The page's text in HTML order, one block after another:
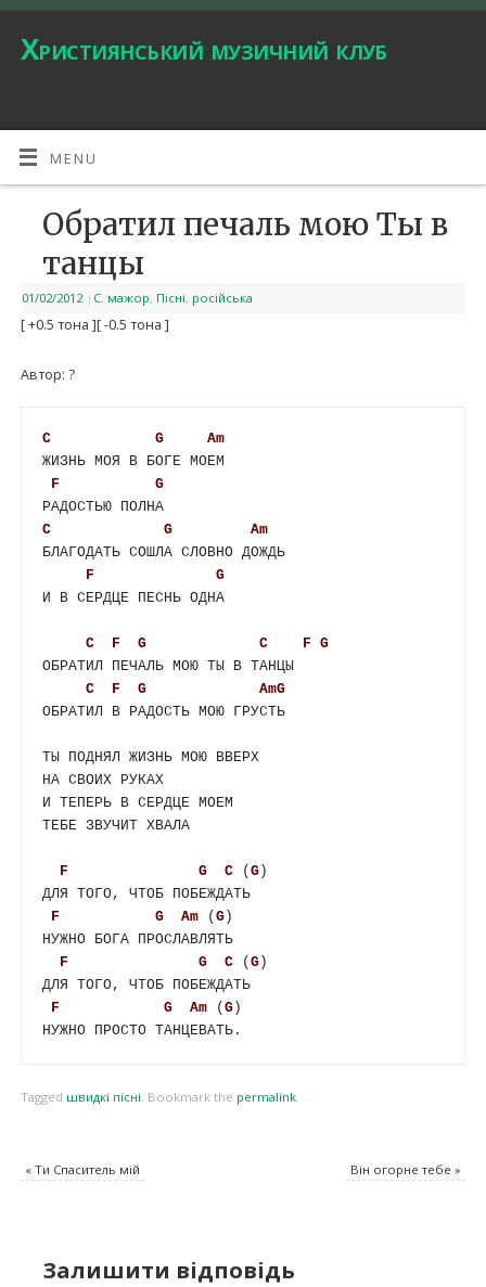
Християнський музичний клуб
MENU
Обратил печаль мою Ты в
танцы
01/02/2012 | C, мажор, Пісні, російська
[ +0.5 тона ][ -0.5 тона ]
Автор: ?
C G
Am
ЖИЗНЬ МОЯ В БОГЕ МОЕМ
F
G
C
G
Am
БЛАГОДАТЬ СОШЛА СЛОВНО ДОЖДЬ
F
G
И В СЕРДЦЕ ПЕСНЬ ОДНА
C F G C F
G
ОБРАТИЛ ПЕЧАЛЬ МОЮ ТЫ В ТАНЦЫ
C
F G
AmG
ОБРАТИЛ В РАДОСТЬ МОЮ ГРУСТЬ
ТЫ ПОДНЯЛ ЖИЗНЬ МОЮ ВВЕРХ
НА СВОИХ РУКАХ
И ТЕПЕРЬ В СЕРДЦЕ МОЕМ
ТЕБЕ ЗВУЧИТ ХВАЛА
F G C ( G)
ДЛЯ ТОГО, ЧТОБ ПОБЕЖДАТЬ
F
G Am ( G)
НУЖНО БОГА ПРОСЛАВЛЯТЬ
F
G C ( G)
ДЛЯ ТОГО, ЧТОБ ПОБЕЖДАТЬ
F
G Am ( G)
Tagged швидкі пісні. Bookmark the permalink.
«Ти Спаситель мій Він огорне тебе»
Залишити відповідь